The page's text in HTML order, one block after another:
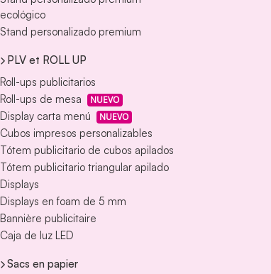
ecológico
Stand personalizado premium
PLV et ROLL UP
Roll-ups publicitarios
Roll-ups de mesa
NUEVO
Display carta menú NUEVO
Cubos impresos personalizables
Tótem publicitario de cubos apilados
Tótem publicitario triangular apilado
Displays
Displays en foam de 5 mm
Bannière publicitaire
Caja de luz LED
Sacs en papier